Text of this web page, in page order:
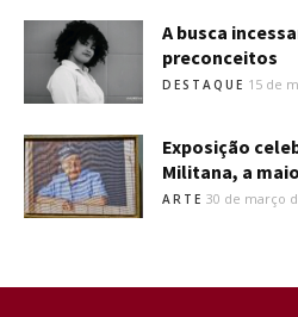
A busca
preconceitos
DESTAQUE 15 de
Exposição
Militana, a
ARTE 30 de março